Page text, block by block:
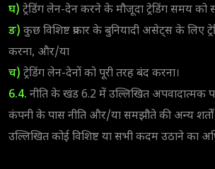
घ) ट्रेडिंग लेन-देन करने के मौजूदा ट्रेडिंग समय को
ङ) कुछ विशिष्ट प्रकार के बुनियादी असेट्स के लिए
करना, और/या
च) ट्रेडिंग लेन-देनों को पूरी तरह बंद करना।
6.4. नीति के खंड 6.2 में उल्लिखित अपवादात्मक
कंपनी के पास नीति और/या समझौते की अन्य
उल्लिखित कोई विशिष्ट या सभी कदम उठाने का